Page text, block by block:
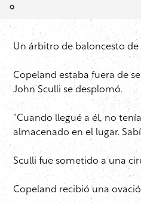
Un árbitro de baloncesto de
Copeland estaba fuera de
John Sculli se desplomó.
“Cuando llegué a él, no
almacenado en el lugar.
Sculli fue sometido a una
Copeland recibió una